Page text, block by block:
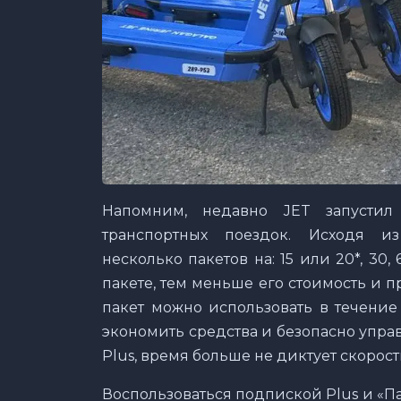
Напомним, недавно JET
транспортных поездок. Исходя
несколько пакетов на: 15 или 20*,
пакете, тем меньше его стоимость и
пакет можно использовать в
экономить средства и безопасно
Plus, время больше не диктует
Воспользоваться подпиской Plus и